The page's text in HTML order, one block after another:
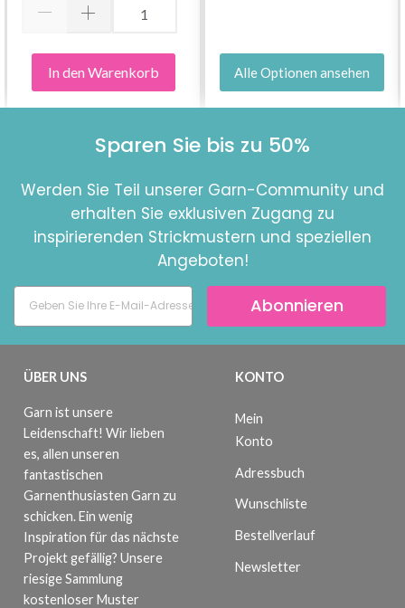
In den Warenkorb Alle Optionen ansehen
Sparen Sie bis zu 50%
Werden Sie Teil unserer Garn-Community und
erhalten Sie exklusiven Zugang zu
inspirierenden Strickmustern und speziellen
Angeboten!
Abonnieren
ÜBER UNS
Garn ist unsere
Leidenschaft! Wir lieben
es, allen unseren
fantastischen
Garnenthusiasten Garn zu
schicken. Ein wenig
Inspiration für das nächste
Projekt gefällig? Unsere
riesige Sammlung
kostenloser Muster
KONTO
Mein
Konto
Adressbuch
Wunschliste
Bestellverlauf
Newsletter